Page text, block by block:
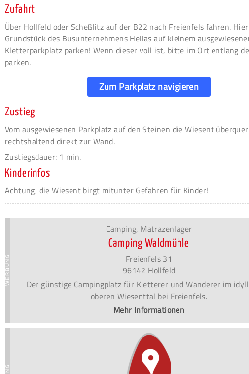
Zufahrt
Über Hollfeld oder Scheßlitz auf der B22 nach Freienfels fahren.
Grundstück des Busunternehmens Hellas auf kleinem
Kletterparkplatz parken! Wenn dieser voll ist, bitte im Ort entlang
parken.
Zum Parkplatz navigieren
Zustieg
Vom ausgewiesenen Parkplatz auf den Steinen die Wiesent
rechtshaltend direkt zur Wand.
Zustiegsdauer: 1 min.
Kinderinfos
Achtung, die Wiesent birgt mitunter Gefahren für Kinder!
Camping, Matrazenlager
Camping Waldmühle
Freienfels 31
96142 Hollfeld
Der günstige Campingplatz für Kletterer und Wanderer im
oberen Wiesenttal bei Freienfels.
Mehr Informationen